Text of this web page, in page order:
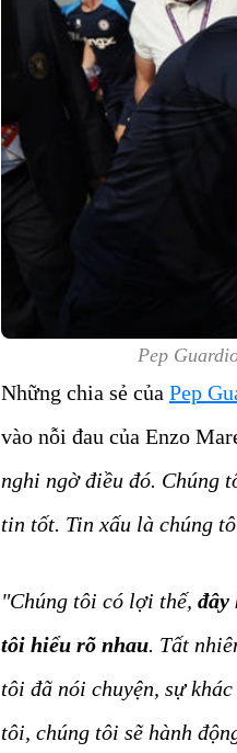
Pep
Những chia sẻ của Pep
vào nỗi đau của Enzo
nghi ngờ điều đó. Chúng
tin tốt. Tin xấu là chúng
"Chúng tôi có lợi thế, đây
tôi hiểu rõ nhau. Tất
tôi đã nói chuyện, sự
tôi, chúng tôi sẽ hành